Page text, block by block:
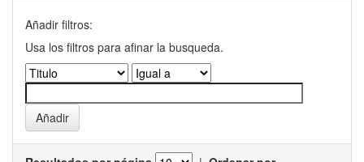
Añadir filtros:
Usa los filtros para afinar la busqueda.